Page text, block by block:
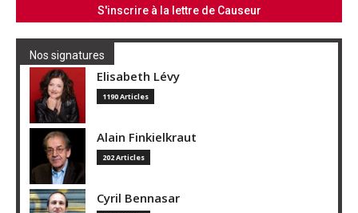
Nos signatures
Elisabeth Lévy
1190 Articles
Alain Finkielkraut
202 Articles
Cyril Bennasar